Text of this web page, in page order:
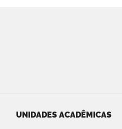
UNIDADES ACADÊMICAS